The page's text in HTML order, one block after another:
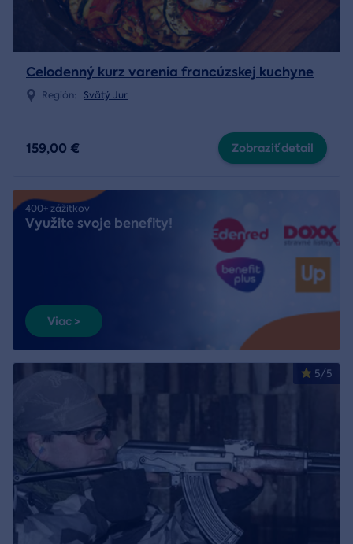
Celodenný kurz varenia francúzskej kuchyne
Región: Svätý Jur
159,00 € Zobraziť detail
400+ zážitkov
Využite svoje benefity!
Viac >
5/5